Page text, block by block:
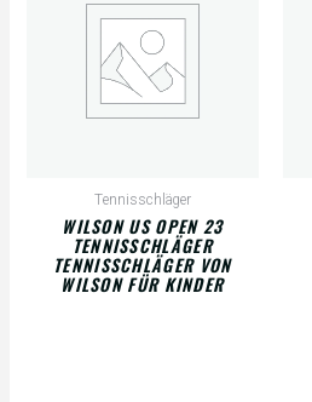
Tennisschläger
WILSON US OPEN 23
TENNISSCHLÄGER
TENNISSCHLÄGER VON
WILSON FÜR KINDER